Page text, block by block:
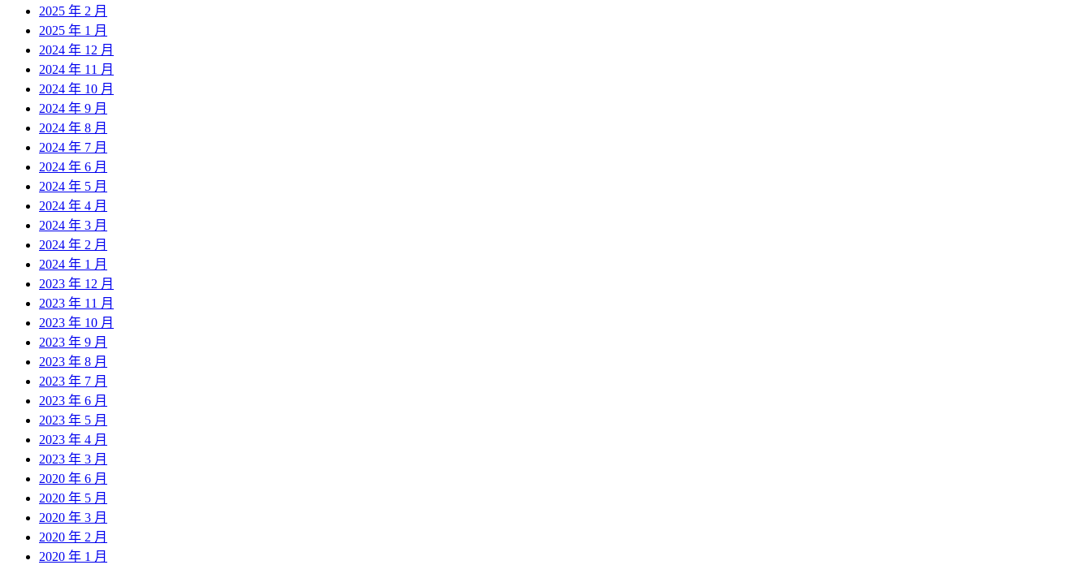
2025 年 2 月
2025 年 1 月
2024 年 12 月
2024 年 11 月
2024 年 10 月
2024 年 9 月
2024 年 8 月
2024 年 7 月
2024 年 6 月
2024 年 5 月
2024 年 4 月
2024 年 3 月
2024 年 2 月
2024 年 1 月
2023 年 12 月
2023 年 11 月
2023 年 10 月
2023 年 9 月
2023 年 8 月
2023 年 7 月
2023 年 6 月
2023 年 5 月
2023 年 4 月
2023 年 3 月
2020 年 6 月
2020 年 5 月
2020 年 3 月
2020 年 2 月
2020 年 1 月